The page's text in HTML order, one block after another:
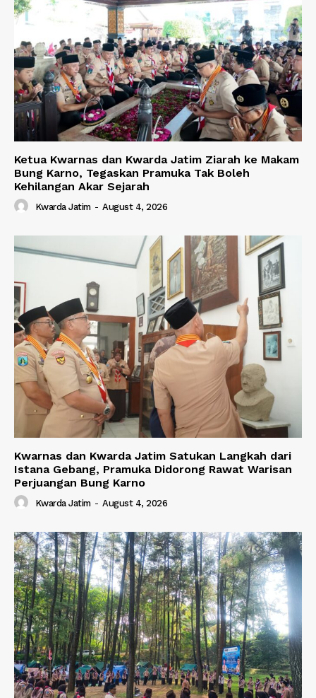
Ketua Kwarnas dan Kwarda Jatim Ziarah ke Makam
Bung Karno, Tegaskan Pramuka Tak Boleh
Kehilangan Akar Sejarah
Kwarda Jatim - August 4, 2026
Kwarnas dan Kwarda Jatim Satukan Langkah dari
Istana Gebang, Pramuka Didorong Rawat Warisan
Perjuangan Bung Karno
Kwarda Jatim - August 4, 2026